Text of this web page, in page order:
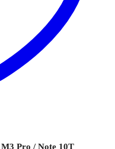
Pro / Note 10T